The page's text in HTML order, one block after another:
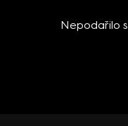
Nepodařilo